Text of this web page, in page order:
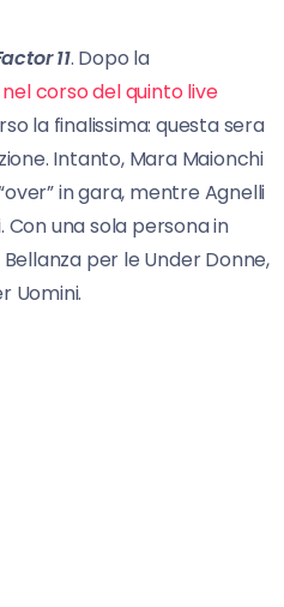
11. Dopo la
corso del quinto live
la finalissima: questa sera
Intanto, Mara Maionchi
in gara, mentre Agnelli
una sola persona in
per le Under Donne,
Uomini.